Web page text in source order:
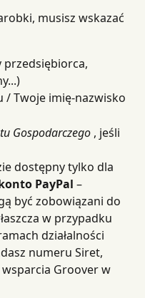
musisz wskazać
/ Twoje imię-nazwisko
Gospodarczego , jeśli
dostępny tylko dla
PayPal –
być zobowiązani do
w przypadku
działalności
numeru Siret,
Groover w